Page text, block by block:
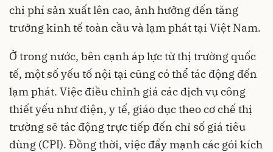
chi phí sản xuất lên cao, ảnh hưởng đến tăng
trưởng kinh tế toàn cầu và lạm phát tại Việt Nam.
Ở trong nước, bên cạnh áp lực từ thị trường quốc
tế, một số yếu tố nội tại cũng có thể tác động đến
lạm phát. Việc điều chỉnh giá các dịch vụ công
thiết yếu như điện, y tế, giáo dục theo cơ chế thị
trường sẽ tác động trực tiếp đến chỉ số giá tiêu
dùng (CPI). Đồng thời, việc đẩy mạnh các gói kích